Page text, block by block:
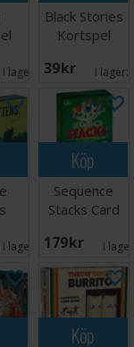
I lager: 4
Black Stories
Kortspel
39 SEK I lager:
I lager:
Köp
Sequence
Stacks Card
Kortspel
179 SEK I
Köp